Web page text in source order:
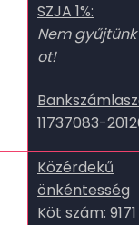
SZJA 1%:
Nem gyűjtünk
ot!
11737083-
Közérdekű
önkéntesség
Köt szám: 9171